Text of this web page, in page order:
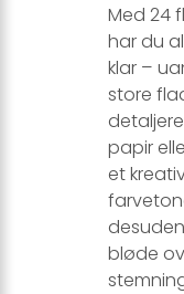
Med 24
har du
klar –
store
papir
et
bløde